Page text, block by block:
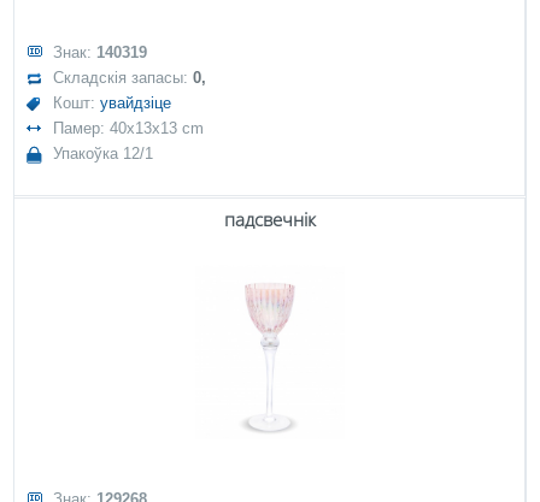
Знак: 140319
Складскія запасы:0,
Кошт:увайдзіце
Памер: 40x13x13 cm
Упакоўка 12/1
падсвечнік